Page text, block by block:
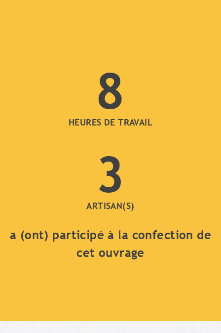
8
HEURES DE TRAVAIL
3
ARTISAN(S)
a (ont) participé à la confection de
cet ouvrage